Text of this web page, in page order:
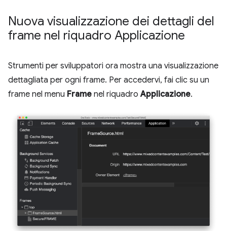
Nuova visualizzazione dei dettagli del
frame nel riquadro Applicazione
Strumenti per sviluppatori ora mostra una visualizzazione
dettagliata per ogni frame. Per accedervi, fai clic su un
frame nel menu Frame nel riquadroApplicazione.